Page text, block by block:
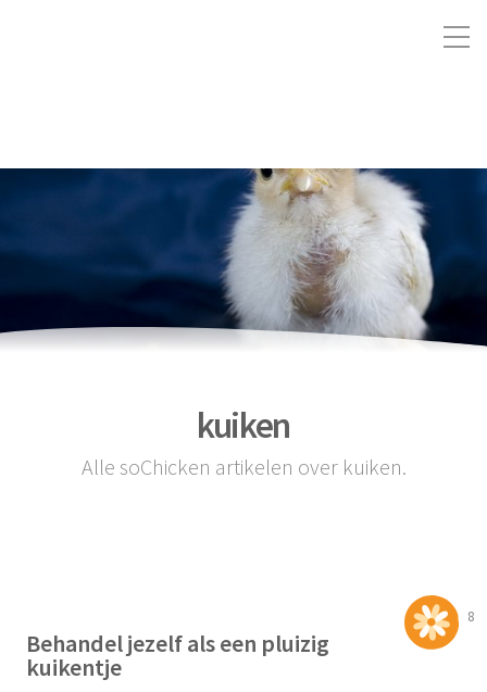
kuiken
Alle soChicken artikelen over kuiken.
8
Behandel jezelf als een pluizig
kuikentje